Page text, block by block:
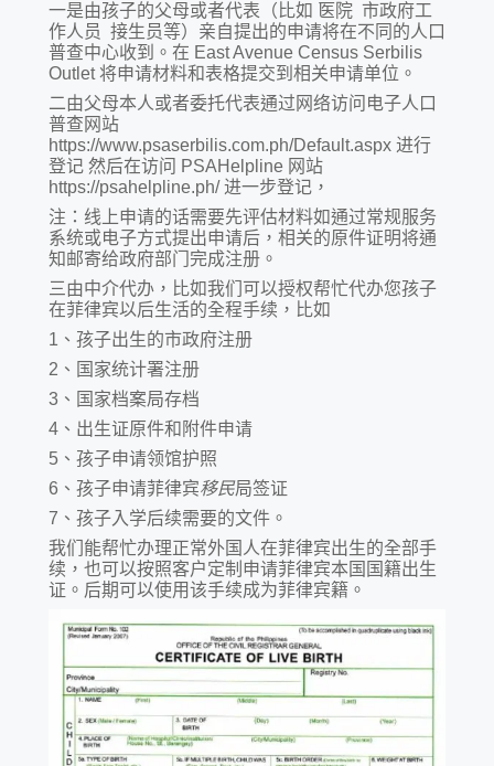
一是由孩子的父母或者代表（比如 医院 市政府工
作人员 接生员等）亲自提出的申请将在不同的人口
普查中心收到。在 East Avenue Census Serbilis
Outlet 将申请材料和表格提交到相关申请单位。
二由父母本人或者委托代表通过网络访问电子人口
普查网站
https://www.psaserbilis.com.ph/Default.aspx 进行
登记 然后在访问 PSAHelpline 网站
https://psahelpline.ph/ 进一步登记，
注：线上申请的话需要先评估材料如通过常规服务
系统或电子方式提出申请后，相关的原件证明将通
知邮寄给政府部门完成注册。
三由中介代办，比如我们可以授权帮忙代办您孩子
在菲律宾以后生活的全程手续，比如
1、孩子出生的市政府注册
2、国家统计署注册
3、国家档案局存档
4、出生证原件和附件申请
5、孩子申请领馆护照
6、孩子申请菲律宾移民局签证
7、孩子入学后续需要的文件。
我们能帮忙办理正常外国人在菲律宾出生的全部手
续，也可以按照客户定制申请菲律宾本国国籍出生
证。后期可以使用该手续成为菲律宾籍。